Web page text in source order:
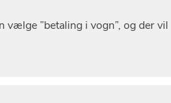
vælge ”betaling i vogn”, og der vil